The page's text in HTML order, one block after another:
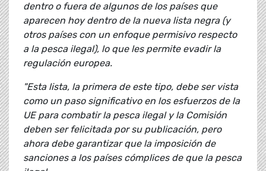
dentro o fuera de algunos de los países que
aparecen hoy dentro de la nueva lista negra (y
otros países con un enfoque permisivo respecto
a la pesca ilegal), lo que les permite evadir la
regulación europea.
"Esta lista, la primera de este tipo, debe ser vista
como un paso significativo en los esfuerzos de la
UE para combatir la pesca ilegal y la Comisión
deben ser felicitada por su publicación, pero
ahora debe garantizar que la imposición de
sanciones a los países cómplices de que la pesca